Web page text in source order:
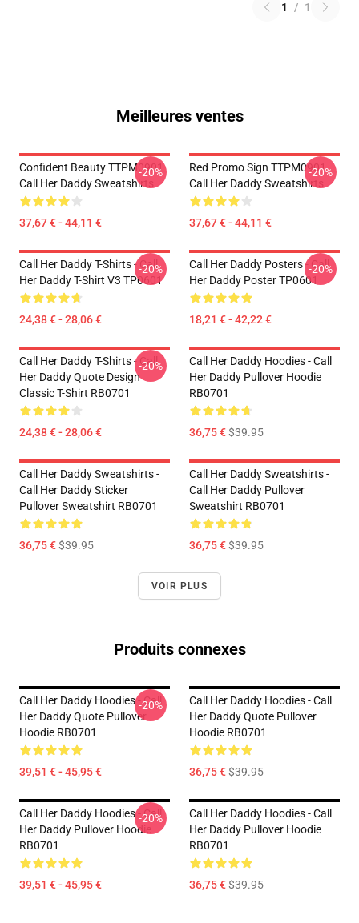
1 / 1
Meilleures ventes
Confident Beauty TTPM0901
Call Her Daddy Sweatshirts
37,67 € - 44,11 €
-20%
Red Promo Sign TTPM0901
Call Her Daddy Sweatshirts
37,67 € - 44,11 €
-20%
Call Her Daddy T-Shirts - Call
Her Daddy T-Shirt V3 TP0601
24,38 € - 28,06 €
-20%
Call Her Daddy Posters - Call
Her Daddy Poster TP0601
18,21 € - 42,22 €
-20%
Call Her Daddy T-Shirts - Call
Her Daddy Quote Design
Classic T-Shirt RB0701
24,38 € - 28,06 €
-20%
Call Her Daddy Hoodies - Call
Her Daddy Pullover Hoodie
RB0701
36,75 €$39.95
Call Her Daddy Sweatshirts -
Call Her Daddy Sticker
Pullover Sweatshirt RB0701
36,75 €$39.95
Call Her Daddy Sweatshirts -
Call Her Daddy Pullover
Sweatshirt RB0701
36,75 €$39.95
VOIR PLUS
Produits connexes
Call Her Daddy Hoodies - Call
Her Daddy Quote Pullover
Hoodie RB0701
39,51 € - 45,95 €
-20%
Call Her Daddy Hoodies - Call
Her Daddy Quote Pullover
Hoodie RB0701
36,75 €$39.95
Call Her Daddy Hoodies - Call
Her Daddy Pullover Hoodie
RB0701
39,51 € - 45,95 €
-20%
Call Her Daddy Hoodies - Call
Her Daddy Pullover Hoodie
RB0701
36,75 €$39.95